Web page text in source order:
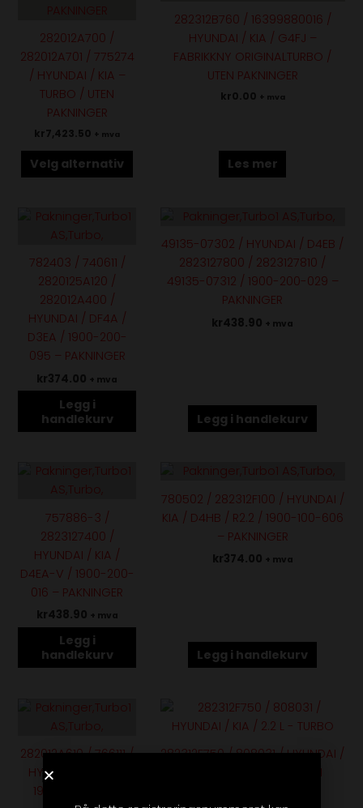
282012A700 /
282012A701 / 775274
/ HYUNDAI / KIA –
TURBO / UTEN
PAKNINGER
kr7,423.50 + mva
Velg alternativ
varianter.
velges
på
produktsiden
282312B760 / 16399880016 /
HYUNDAI / KIA / G4FJ –
FABRIKKNY ORIGINALTURBO /
UTEN PAKNINGER
kr0.00 + mva
Les mer
782403 / 740611 /
2820125A120 /
282012A400 /
HYUNDAI / DF4A /
D3EA / 1900-200-
095 – PAKNINGER
kr374.00 + mva
Legg i
handlekurv
49135-07302 / HYUNDAI / D4EB /
2823127800 / 2823127810 /
49135-07312 / 1900-200-029 –
PAKNINGER
kr438.90 + mva
Legg i handlekurv
757886-3 /
2823127400 /
HYUNDAI / KIA /
D4EA-V / 1900-200-
016 – PAKNINGER
kr438.90 + mva
Legg i
handlekurv
780502 / 282312F100 / HYUNDAI /
KIA / D4HB / R2.2 / 1900-100-606
– PAKNINGER
kr374.00 + mva
Legg i handlekurv
282012A610 / 766111 /
HYUNDAI / D4FB /
1900-100-553 –
282312F750 / 808031 / HYUNDAI /
KIA / 2.2 L – TURBO / UTEN
Dette
produktet